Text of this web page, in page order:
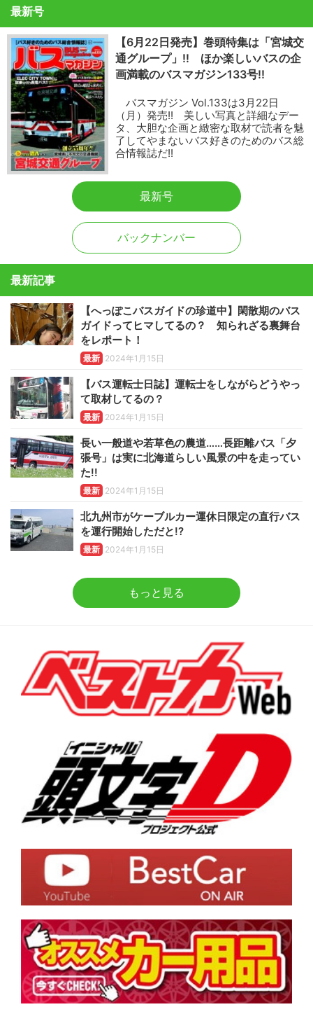
最新号
【6月22日発売】巻頭特集は「宮城交
通グループ」!! ほか楽しいバスの企
画満載のバスマガジン133号!!
バスマガジン Vol.133は3月22日
（月）発売!! 美しい写真と詳細なデー
タ、大胆な企画と緻密な取材で読者を魅
了してやまないバス好きのためのバス総
合情報誌だ!!
最新号
バックナンバー
最新記事
【へっぽこバスガイドの珍道中】閑散期のバス
ガイドってヒマしてるの？ 知られざる裏舞台
をレポート！
最新 2024年1月15日
【バス運転士日誌】運転士をしながらどうやっ
て取材してるの？
最新 2024年1月15日
長い一般道や若草色の農道……長距離バス「夕
張号」は実に北海道らしい風景の中を走ってい
た!!
最新 2024年1月15日
北九州市がケーブルカー運休日限定の直行バス
を運行開始しただと!?
最新 2024年1月15日
もっと見る